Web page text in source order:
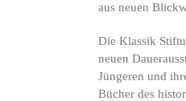
aus neuen
Die Klassik
neuen
Jüngeren und
Bücher des